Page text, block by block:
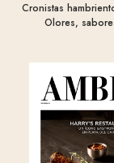
Cronistas
Olores,